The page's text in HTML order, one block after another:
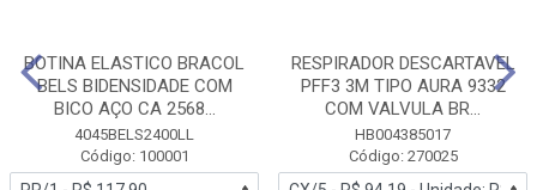
BOTINA ELASTICO BRACOL
BELS BIDENSIDADE COM
BICO AÇO CA 2568...
4045BELS2400LL
Código: 100001
RESPIRADOR DESCARTAVEL
PFF3 3M TIPO AURA 9332
COM VALVULA BR...
HB004385017
Código: 270025